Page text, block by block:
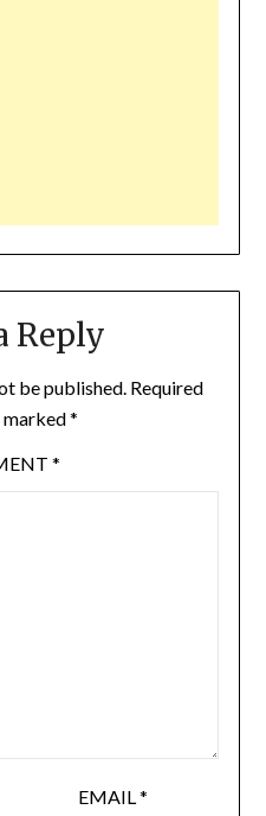
Reply
be published. Required
marked*
*
EMAIL*